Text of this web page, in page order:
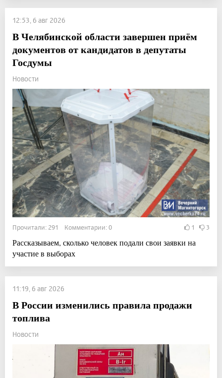
12:53, 6 авг 2026
В Челябинской области завершен приём
документов от кандидатов в депутаты
Госдумы
Новости
Прочитали: 291 Комментарии: 0 1 3
Рассказываем, сколько человек подали свои заявки на
участие в выборах
11:19, 6 авг 2026
В России изменились правила продажи
топлива
Новости